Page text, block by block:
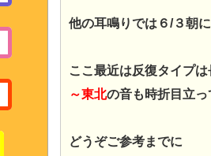
他の耳鳴りでは６/３朝
ここ最近は反復タイプ
～東北の音も時折目立っ
どうぞご参考までに